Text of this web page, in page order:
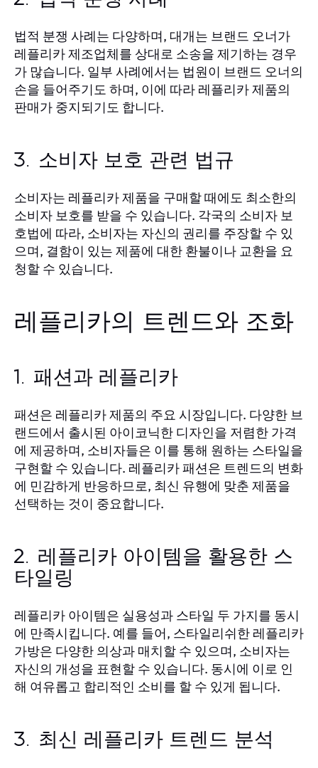
법적 분쟁 사례는 다양하며, 대개는 브랜드 오너가
레플리카 제조업체를 상대로 소송을 제기하는 경우
가 많습니다. 일부 사례에서는 법원이 브랜드 오너의
손을 들어주기도 하며, 이에 따라 레플리카 제품의
판매가 중지되기도 합니다.
3. 소비자 보호 관련 법규
소비자는 레플리카 제품을 구매할 때에도 최소한의
소비자 보호를 받을 수 있습니다. 각국의 소비자 보
호법에 따라, 소비자는 자신의 권리를 주장할 수 있
으며, 결함이 있는 제품에 대한 환불이나 교환을 요
청할 수 있습니다.
레플리카의 트렌드와 조화
1. 패션과 레플리카
패션은 레플리카 제품의 주요 시장입니다. 다양한 브
랜드에서 출시된 아이코닉한 디자인을 저렴한 가격
에 제공하며, 소비자들은 이를 통해 원하는 스타일을
구현할 수 있습니다. 레플리카 패션은 트렌드의 변화
에 민감하게 반응하므로, 최신 유행에 맞춘 제품을
선택하는 것이 중요합니다.
2. 레플리카 아이템을 활용한 스
타일링
레플리카 아이템은 실용성과 스타일 두 가지를 동시
에 만족시킵니다. 예를 들어, 스타일리쉬한 레플리카
가방은 다양한 의상과 매치할 수 있으며, 소비자는
자신의 개성을 표현할 수 있습니다. 동시에 이로 인
해 여유롭고 합리적인 소비를 할 수 있게 됩니다.
3. 최신 레플리카 트렌드 분석